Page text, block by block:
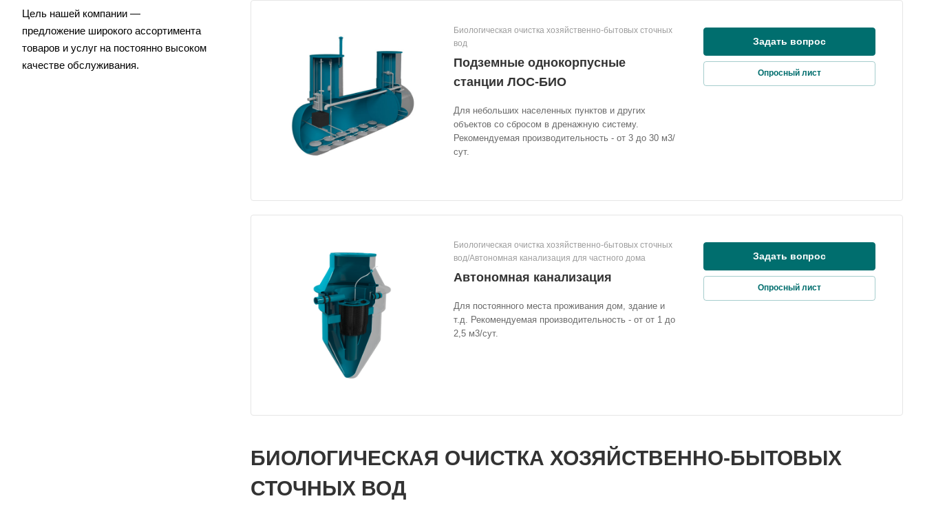
Биологическая очистка хозяйственно-бытовых сточных
вод
Подземные однокорпусные
станции ЛОС-БИО
Для небольших населенных пунктов и других
объектов со сбросом в дренажную систему.
Рекомендуемая производительность - от 3 до 30 м3/
сут.
Задать вопрос
Опросный лист
Биологическая очистка хозяйственно-бытовых сточных
вод/Автономная канализация для частного дома
Автономная канализация
Для постоянного места проживания дом, здание и
т.д. Рекомендуемая производительность - от от 1 до
2,5 м3/сут.
Задать вопрос
Опросный лист
БИОЛОГИЧЕСКАЯ ОЧИСТКА ХОЗЯЙСТВЕННО-БЫТОВЫХ
СТОЧНЫХ ВОД
Цель нашей компании —
предложение широкого ассортимента
товаров и услуг на постоянно высоком
качестве обслуживания.